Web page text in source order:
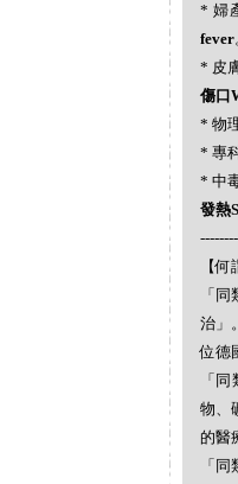
* 婦
fever
* 皮
傷口
* 物
* 專
* 中
發熱
【
「
治」
位德
「
物、
的醫
「